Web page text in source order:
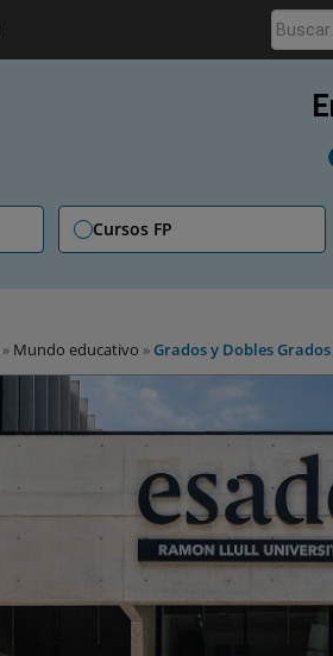
Buscar:
Cursos FP
» Mundo educativo »Grados y Dobles